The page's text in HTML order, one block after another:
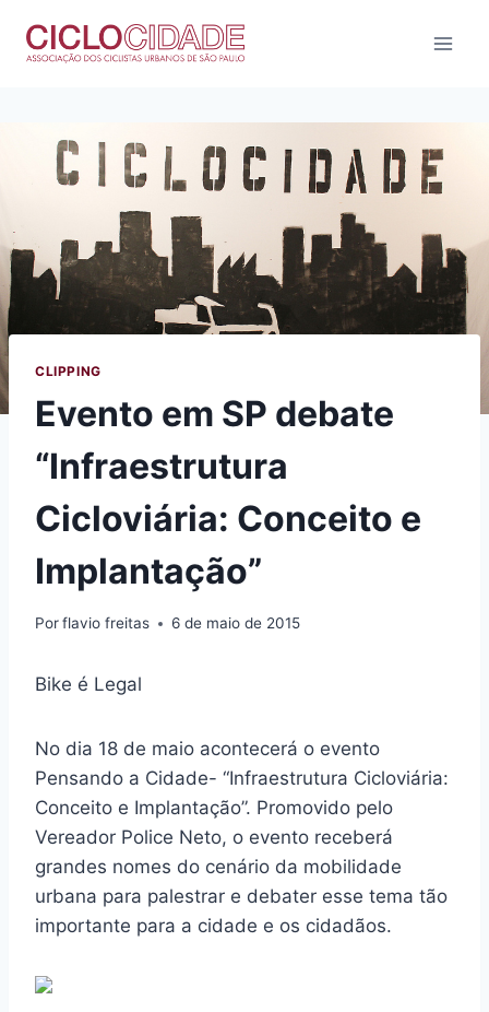
para
CLIPPING
Evento em SP debate
“Infraestrutura
Cicloviária: Conceito e
Implantação”
Porflavio freitas 6 de maio de 2015
Bike é Legal
No dia 18 de maio acontecerá o evento
Pensando a Cidade- “Infraestrutura Cicloviária:
Conceito e Implantação”. Promovido pelo
Vereador Police Neto, o evento receberá
grandes nomes do cenário da mobilidade
urbana para palestrar e debater esse tema tão
importante para a cidade e os cidadãos.